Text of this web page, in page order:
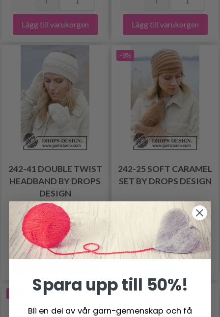
Lägg till varukorgen Lägg till varukorgen
242-41 DOUBLE TWIST
HEADBAND BY DROPS
DESIGN
75.90 SEK
Antal
Lägg till varukorgen
-8%
242-25 SOFT CARAMEL
SET BY DROPS DESIGN
78.90 SEK85.90 SEK
Spara upp till 50%!
Bli en del av vår garn-gemenskap och få